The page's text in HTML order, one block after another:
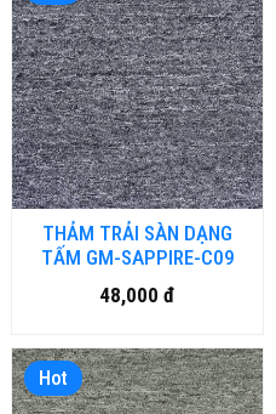
THẢM TRẢI SÀN DẠNG
TẤM GM-SAPPIRE-C09
48,000 đ
Hot